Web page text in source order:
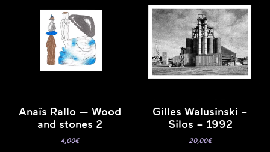
Anaïs Rallo — Wood
and stones 2
4,00€
Gilles Walusinski –
Silos – 1992
20,00€